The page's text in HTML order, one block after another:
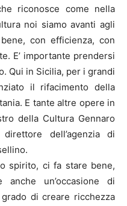
riconosce come nella
noi siamo avanti agli
con efficienza, con
E’ importante prendersi
Qui in Sicilia, per i grandi
il rifacimento della
E tante altre opere in
della Cultura Gennaro
dell’agenzia di
spirito, ci fa stare bene,
un’occasione di
di creare ricchezza